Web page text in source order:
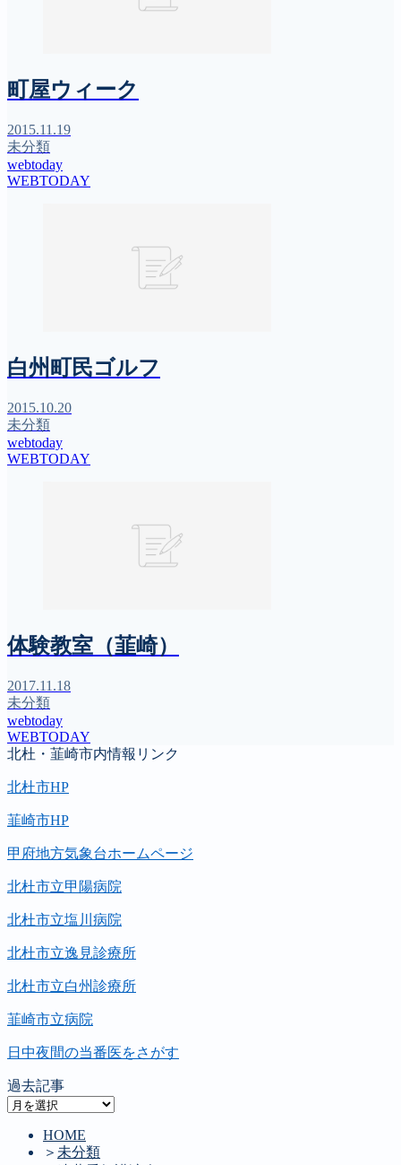
町屋ウィーク
2015.11.19
未分類
webtoday
WEBTODAY
白州町民ゴルフ
2015.10.20
未分類
webtoday
WEBTODAY
体験教室（韮崎）
2017.11.18
未分類
webtoday
WEBTODAY
北杜・韮崎市内情報リンク
北杜市HP
韮崎市HP
甲府地方気象台ホームページ
北杜市立甲陽病院
北杜市立塩川病院
北杜市立逸見診療所
北杜市立白州診療所
韮崎市立病院
日中夜間の当番医をさがす
過去記事
過
HOME
＞ 未分類